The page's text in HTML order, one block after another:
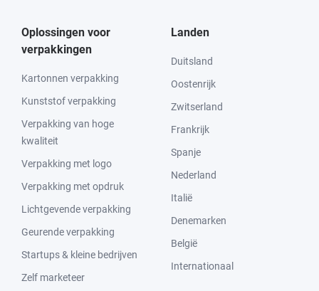
Oplossingen voor
verpakkingen
Kartonnen verpakking
Kunststof verpakking
Verpakking van hoge
kwaliteit
Verpakking met logo
Verpakking met opdruk
Lichtgevende verpakking
Geurende verpakking
Startups & kleine bedrijven
Zelf marketeer
Landen
Duitsland
Oostenrijk
Zwitserland
Frankrijk
Spanje
Nederland
Italië
Denemarken
België
Internationaal